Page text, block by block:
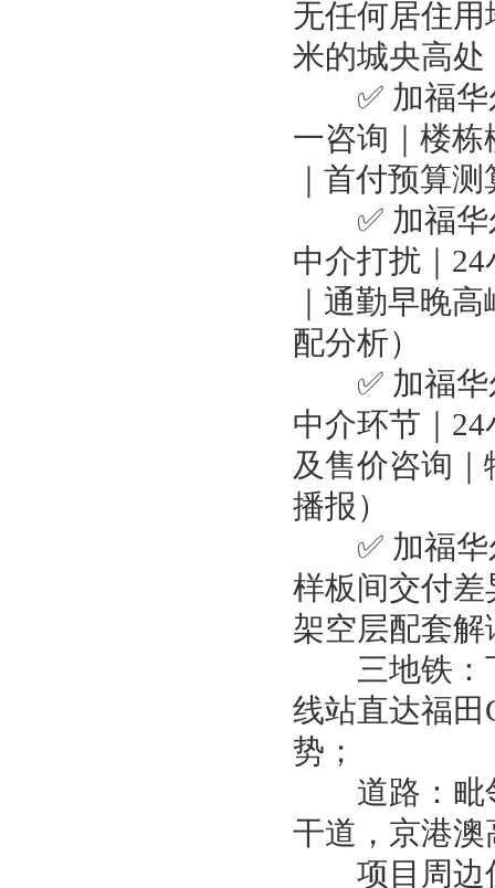
无任何居住
米的城央高
✅ 加福华
一咨询｜楼
｜首付预算
✅ 加福华
中介打扰｜
｜通勤早晚
配分析）
✅ 加福华
中介环节｜
及售价咨询
播报）
✅ 加福华
样板间交付
架空层配套
三地铁：下
线站直达福
势；
道路：毗邻
干道，京港
项目周边优